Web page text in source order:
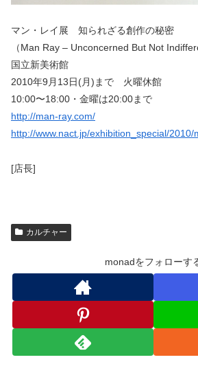
マン・レイ展 知られざる創作の秘密
（Man Ray – Unconcerned But Not
国立新美術館
2010年9月13日(月)まで 火曜休館
10:00〜18:00・金曜は20:00まで
http://man-ray.com/
http://www.nact.jp/exhibition_special/
[店長]
カルチャー
monadをフォローす